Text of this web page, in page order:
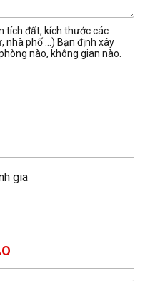
tích đất, kích thước các
nhà phố …) Bạn định xây
nào, không gian nào.